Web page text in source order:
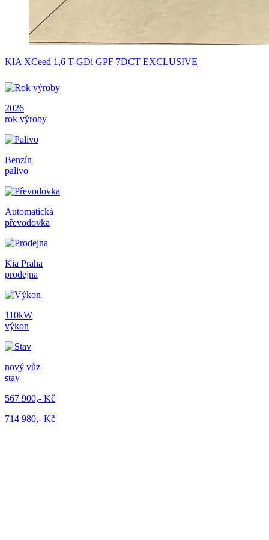
KIA XCeed 1,6 T-GDi GPF 7DCT EXCLUSIVE
2026
rok výroby
Benzín
palivo
Automatická
převodovka
Kia Praha
prodejna
110kW
výkon
nový vůz
stav
567 900,- Kč
714 980,- Kč